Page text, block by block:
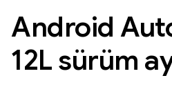
Android
12L sürüm